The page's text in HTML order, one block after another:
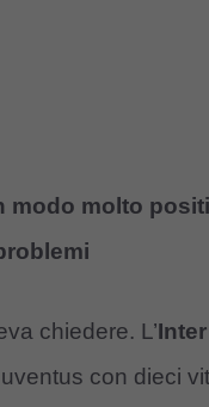
modo molto
chiedere. L’Inter
con dieci